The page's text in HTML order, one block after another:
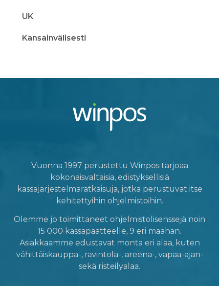
UK
Kansainvälisesti
Vuonna 1997 perustettu Winpos tarjoaa
kokonaisvaltaisia, edistyksellisiä
kassajärjestelmäratkaisuja, jotka perustuvat itse
kehitettyihin ohjelmistoihin.
Olemme jo toimittaneet ohjelmistolisenssejä noin
15 000 kassapäätteelle, 9 eri maahan.
Asiakkaamme edustavat monta eri alaa, kuten
vähittäiskauppa-, ravintola-, areena-, vapaa-ajan-
sekä risteilyalaa.